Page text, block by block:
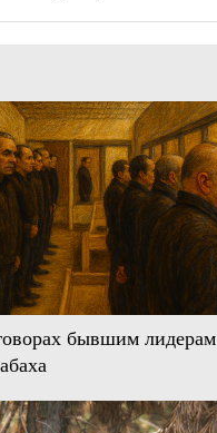
бывшим лидерам